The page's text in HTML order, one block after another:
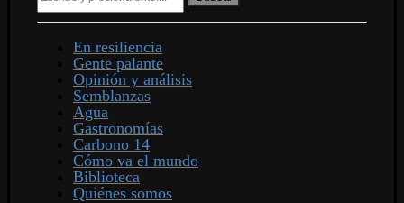
En resiliencia
Gente palante
Opinión y análisis
Semblanzas
Agua
Gastronomías
Carbono 14
Cómo va el mundo
Biblioteca
Quiénes somos